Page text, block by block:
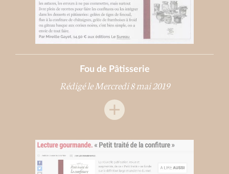
Fou de Pâtisserie
Rédigé le Mercredi 8 mai 2019